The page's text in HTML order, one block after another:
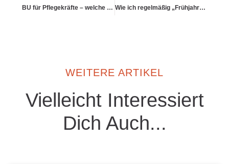
BU für Pflegekräfte – welche Risiken gibt es Wie ich regelmäßig „Frühjahrsputz“ bei meinen Policen mache
WEITERE ARTIKEL
Vielleicht Interessiert
Dich Auch...